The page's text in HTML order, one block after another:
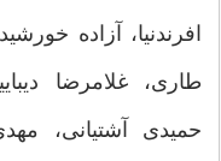
افرندنیا، آزاده
طاری، غلامرضا
حمیدی آشتیانی،